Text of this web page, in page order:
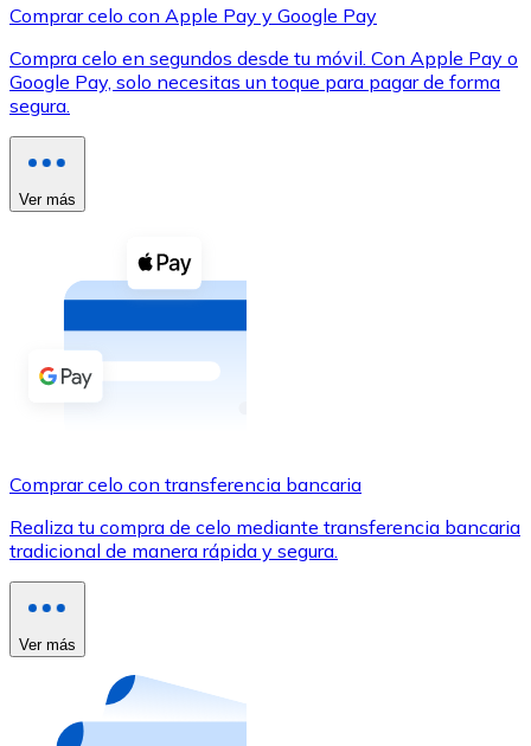
XRP
XRP
Ver todo
Compra criptomonedas con efectivo en tu tienda más
Comprar con efectivo
Transferencia SEPA
Utiliza tarjetas Visa y Mastercard para comprar
Comprar con tarjeta
Compra tarjetas regalo de tus marcas favoritas con
Comprar celo con Apple Pay y Google Pay
Compra celo en segundos desde tu móvil. Con Apple Pay o
Google Pay, solo necesitas un toque para pagar de forma
segura.
Ver más
Comprar celo con transferencia bancaria
Realiza tu compra de celo mediante transferencia bancaria
tradicional de manera rápida y segura.
Ver más